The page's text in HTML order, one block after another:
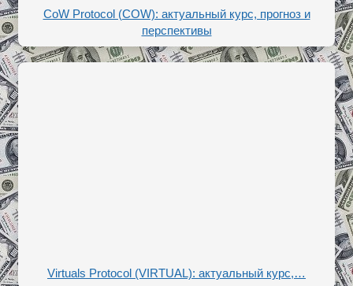
CoW Protocol (COW): актуальный курс, прогноз и
перспективы
Virtuals Protocol (VIRTUAL): актуальный курс,…